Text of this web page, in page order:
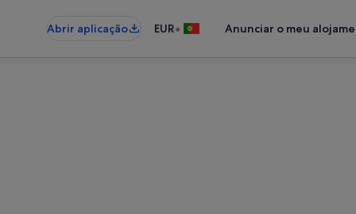
Abrir aplicação
EUR• Anunciar o meu